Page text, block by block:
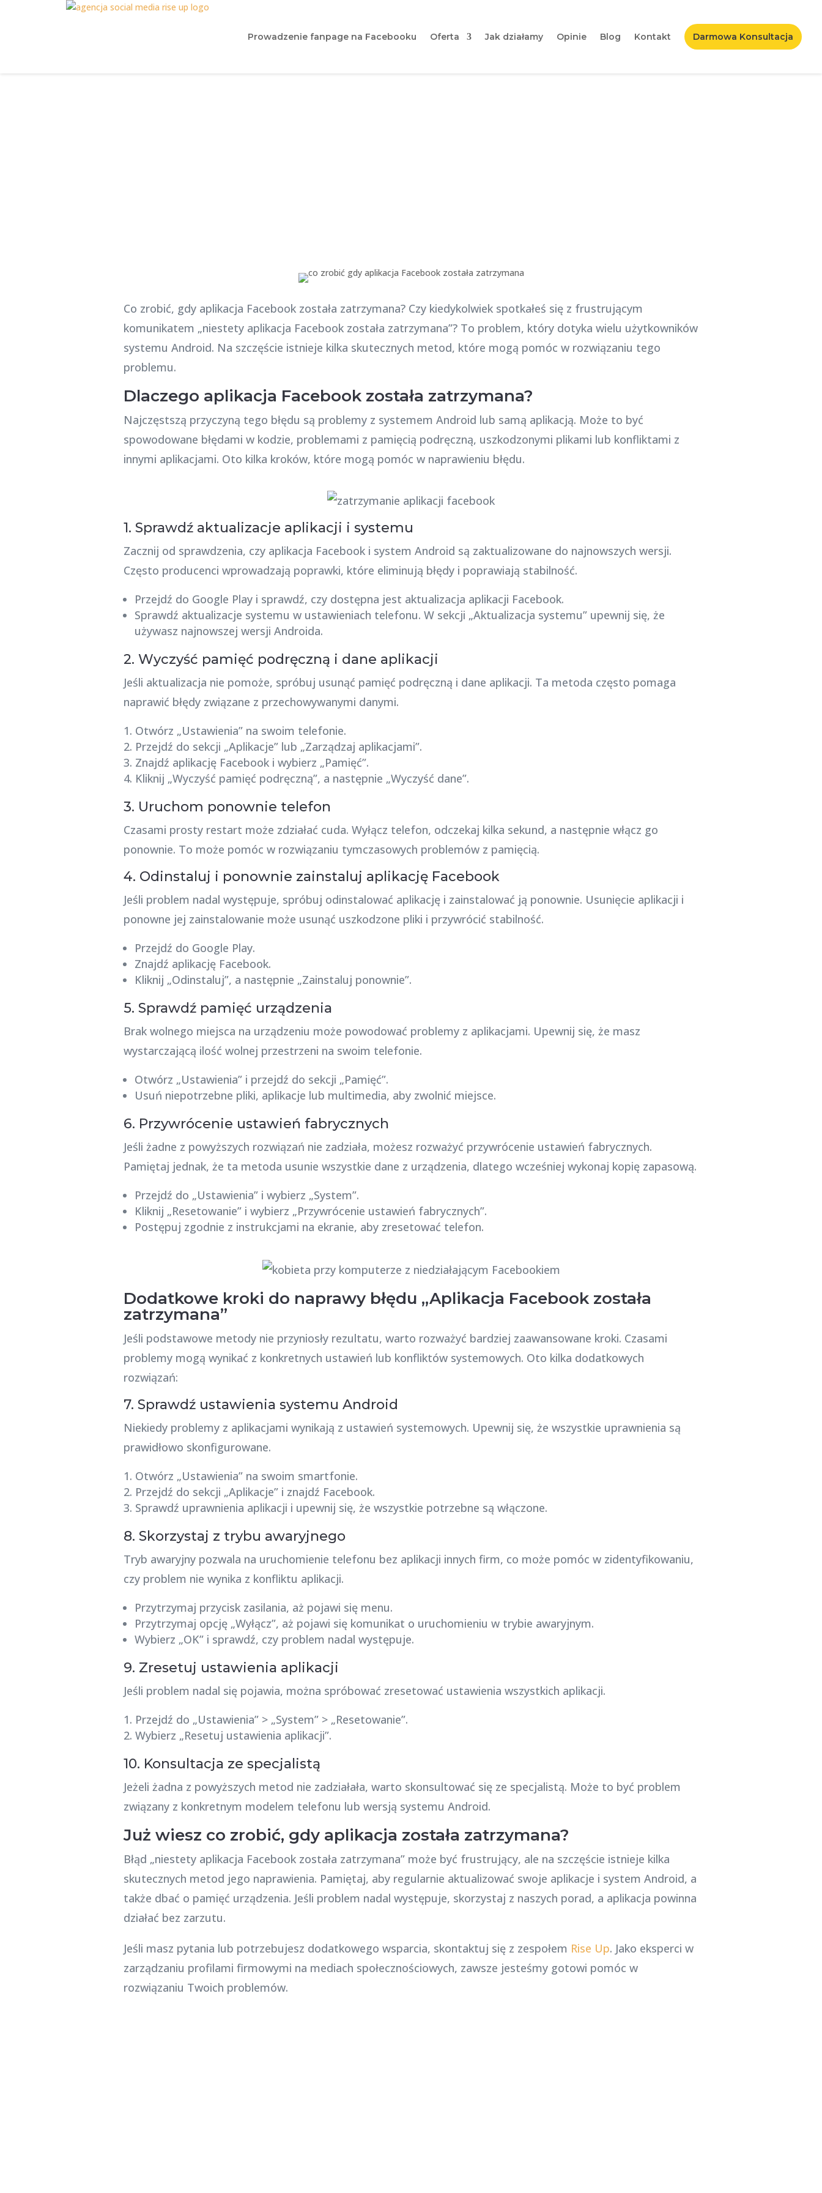
Prowadzenie fanpage na Facebooku Oferta Jak działamy Opinie Blog Kontakt Darmowa Konsultacja
Co zrobić, gdy aplikacja Facebook została zatrzymana? Czy kiedykolwiek spotkałeś się z frustrującym
komunikatem „niestety aplikacja Facebook została zatrzymana”? To problem, który dotyka wielu użytkowników
systemu Android. Na szczęście istnieje kilka skutecznych metod, które mogą pomóc w rozwiązaniu tego
problemu.
Dlaczego aplikacja Facebook została zatrzymana?
Najczęstszą przyczyną tego błędu są problemy z systemem Android lub samą aplikacją. Może to być
spowodowane błędami w kodzie, problemami z pamięcią podręczną, uszkodzonymi plikami lub konfliktami z
innymi aplikacjami. Oto kilka kroków, które mogą pomóc w naprawieniu błędu.
1. Sprawdź aktualizacje aplikacji i systemu
Zacznij od sprawdzenia, czy aplikacja Facebook i system Android są zaktualizowane do najnowszych wersji.
Często producenci wprowadzają poprawki, które eliminują błędy i poprawiają stabilność.
Przejdź do Google Play i sprawdź, czy dostępna jest aktualizacja aplikacji Facebook.
Sprawdź aktualizacje systemu w ustawieniach telefonu. W sekcji „Aktualizacja systemu” upewnij się, że
używasz najnowszej wersji Androida.
2. Wyczyść pamięć podręczną i dane aplikacji
Jeśli aktualizacja nie pomoże, spróbuj usunąć pamięć podręczną i dane aplikacji. Ta metoda często pomaga
naprawić błędy związane z przechowywanymi danymi.
Otwórz „Ustawienia” na swoim telefonie.
Przejdź do sekcji „Aplikacje” lub „Zarządzaj aplikacjami”.
Znajdź aplikację Facebook i wybierz „Pamięć”.
Kliknij „Wyczyść pamięć podręczną”, a następnie „Wyczyść dane”.
3. Uruchom ponownie telefon
Czasami prosty restart może zdziałać cuda. Wyłącz telefon, odczekaj kilka sekund, a następnie włącz go
ponownie. To może pomóc w rozwiązaniu tymczasowych problemów z pamięcią.
4. Odinstaluj i ponownie zainstaluj aplikację Facebook
Jeśli problem nadal występuje, spróbuj odinstalować aplikację i zainstalować ją ponownie. Usunięcie aplikacji i
ponowne jej zainstalowanie może usunąć uszkodzone pliki i przywrócić stabilność.
Przejdź do Google Play.
Znajdź aplikację Facebook.
Kliknij „Odinstaluj”, a następnie „Zainstaluj ponownie”.
5. Sprawdź pamięć urządzenia
Brak wolnego miejsca na urządzeniu może powodować problemy z aplikacjami. Upewnij się, że masz
wystarczającą ilość wolnej przestrzeni na swoim telefonie.
Otwórz „Ustawienia” i przejdź do sekcji „Pamięć”.
Usuń niepotrzebne pliki, aplikacje lub multimedia, aby zwolnić miejsce.
6. Przywrócenie ustawień fabrycznych
Jeśli żadne z powyższych rozwiązań nie zadziała, możesz rozważyć przywrócenie ustawień fabrycznych.
Pamiętaj jednak, że ta metoda usunie wszystkie dane z urządzenia, dlatego wcześniej wykonaj kopię zapasową.
Przejdź do „Ustawienia” i wybierz „System”.
Kliknij „Resetowanie” i wybierz „Przywrócenie ustawień fabrycznych”.
Postępuj zgodnie z instrukcjami na ekranie, aby zresetować telefon.
Dodatkowe kroki do naprawy błędu „Aplikacja Facebook została
zatrzymana”
Jeśli podstawowe metody nie przyniosły rezultatu, warto rozważyć bardziej zaawansowane kroki. Czasami
problemy mogą wynikać z konkretnych ustawień lub konfliktów systemowych. Oto kilka dodatkowych
rozwiązań:
7. Sprawdź ustawienia systemu Android
Niekiedy problemy z aplikacjami wynikają z ustawień systemowych. Upewnij się, że wszystkie uprawnienia są
prawidłowo skonfigurowane.
Otwórz „Ustawienia” na swoim smartfonie.
Przejdź do sekcji „Aplikacje” i znajdź Facebook.
Sprawdź uprawnienia aplikacji i upewnij się, że wszystkie potrzebne są włączone.
8. Skorzystaj z trybu awaryjnego
Tryb awaryjny pozwala na uruchomienie telefonu bez aplikacji innych firm, co może pomóc w zidentyfikowaniu,
czy problem nie wynika z konfliktu aplikacji.
Przytrzymaj przycisk zasilania, aż pojawi się menu.
Przytrzymaj opcję „Wyłącz”, aż pojawi się komunikat o uruchomieniu w trybie awaryjnym.
Wybierz „OK” i sprawdź, czy problem nadal występuje.
9. Zresetuj ustawienia aplikacji
Jeśli problem nadal się pojawia, można spróbować zresetować ustawienia wszystkich aplikacji.
Przejdź do „Ustawienia” > „System” > „Resetowanie”.
Wybierz „Resetuj ustawienia aplikacji”.
10. Konsultacja ze specjalistą
Jeżeli żadna z powyższych metod nie zadziałała, warto skonsultować się ze specjalistą. Może to być problem
związany z konkretnym modelem telefonu lub wersją systemu Android.
Już wiesz co zrobić, gdy aplikacja została zatrzymana?
Błąd „niestety aplikacja Facebook została zatrzymana” może być frustrujący, ale na szczęście istnieje kilka
skutecznych metod jego naprawienia. Pamiętaj, aby regularnie aktualizować swoje aplikacje i system Android, a
także dbać o pamięć urządzenia. Jeśli problem nadal występuje, skorzystaj z naszych porad, a aplikacja powinna
działać bez zarzutu.
Jeśli masz pytania lub potrzebujesz dodatkowego wsparcia, skontaktuj się z zespołem Rise Up. Jako eksperci w
zarządzaniu profilami firmowymi na mediach społecznościowych, zawsze jesteśmy gotowi pomóc w
rozwiązaniu Twoich problemów.